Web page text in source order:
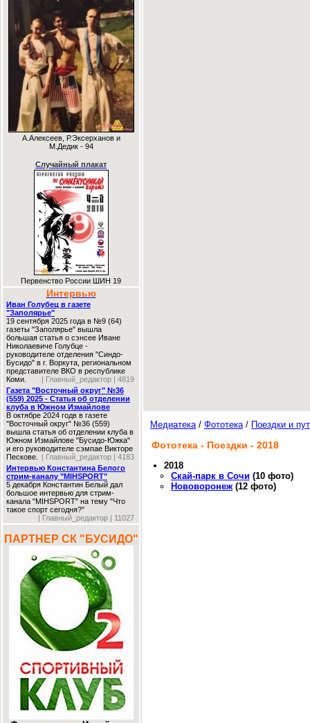
А.Алексеев, Р.Эксерханов и
М.Дедик - 94
Случайный плакат
Первенство России ШИН 19
Интервью
Иван Голубец в газете
"Заполярье"
19 сентября 2025 года в №9 (64)
газеты "Заполярье" вышла
большая статья о сэнсее Иване
Николаевиче Голубце -
руководителе отделения "Синдо-
Бусидо" в г. Воркута, региональном
представителе ВКО в республике
Коми.
| Главный_редактор | 4819
Газета "Восточный округ" №36
(559) 2025 - Статья об отделении
клуба в Южном Измайлове
В октябре 2024 годв в газете
"Восточный округ" №36 (559)
вышла статья об отделении клуба в
Южном Измайлове "Бусидо-Южка"
и его руководителе сэмпае Викторе
Пескове.
| Главный_редактор | 4183
Интервью Константина Белого
стрим-каналу "MIHSPORT"
5 декабря Константин Белый дал
большое интервью для стрим-
канала "MIHSPORT" на тему "Что
такое спорт сегодня?"
| Главный_редактор | 11027
ПАРТНЕР СК "БУСИДО"
Медиатека/ Фототека/ Поездки и
Фототека - Поездки - 2018
2018
Скай-парк в Сочи (10 фото)
Нововоронеж(12 фото)